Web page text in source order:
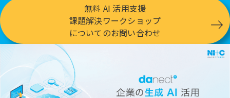
無料 AI 活用支援
課題解決ワークショップ
についてのお問い合わせ